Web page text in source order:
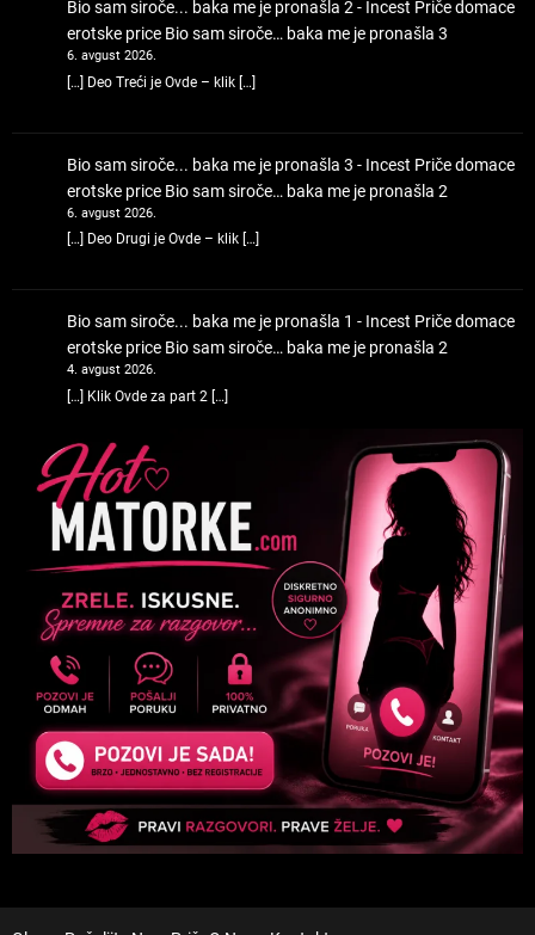
Bio sam siroče... baka me je pronašla 2 - Incest Priče domace
erotske price Bio sam siroče… baka me je pronašla 3
6. avgust 2026.
[…] Deo Treći je Ovde – klik […]
Bio sam siroče... baka me je pronašla 3 - Incest Priče domace
erotske price Bio sam siroče… baka me je pronašla 2
6. avgust 2026.
[…] Deo Drugi je Ovde – klik […]
Bio sam siroče... baka me je pronašla 1 - Incest Priče domace
erotske price Bio sam siroče… baka me je pronašla 2
4. avgust 2026.
[…] Klik Ovde za part 2 […]